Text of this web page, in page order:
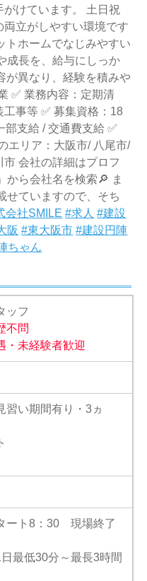
けています。 土日祝
立がしやすい環境です
トホームでなじみやすい
成長を、給与にしっか
が異なり、経験を積みや
✅ 業務内容：定期清
事等 ✅ 募集資格：18
部支給 / 交通費支給 ✅
エリア：大阪市/ 八尾市/
会社の詳細はプロフ
から会社名を検索🔎 ま
せていますので、そち
会社SMILE #求人 #建設
阪 #東大阪市 #建設円陣
ちゃん
ッフ
不問
・未経験者歓迎
い期間有り・3ヵ
ト8：30 現場終了
最低30分～最長3時間